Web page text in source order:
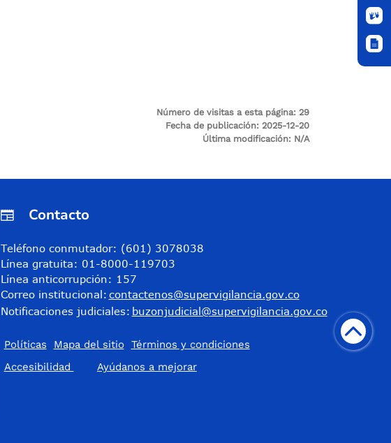
Número de visitas a esta página: 29
Fecha de publicación: 2025-12-20
Última modificación: N/A
Contacto
Teléfono conmutador: (601) 3078038
Línea gratuita: 01-8000-119703
Línea anticorrupción: 157
Correo institucional: contactenos@supervigilancia.gov.co
Notificaciones judiciales: buzonjudicial@supervigilancia.gov.co
Políticas Mapa del sitio
Términos y condiciones
Accesibilidad
​Ayúdanos a mejorar